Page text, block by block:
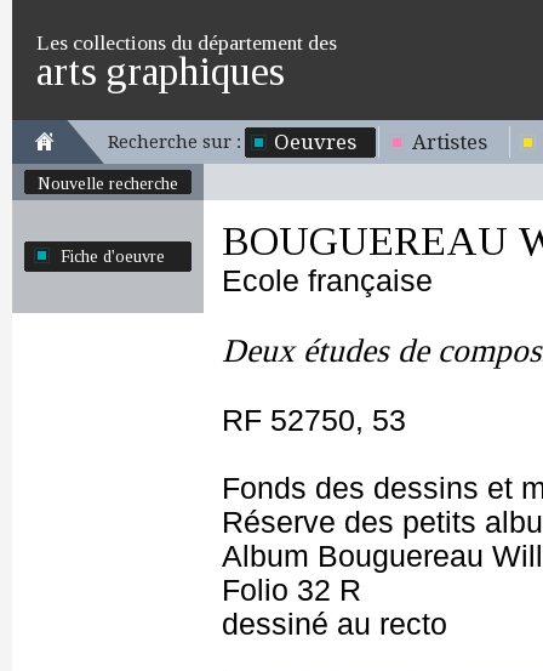
Les collections du département des
arts graphiques
Recherche sur : Oeuvres Artistes
Nouvelle recherche
Fiche d'oeuvre BOUGUEREAU
Ecole française
Deux études de
RF 52750, 53
Fonds des dessins et
Réserve des petits
Album Bouguereau
Folio 32 R
dessiné au recto